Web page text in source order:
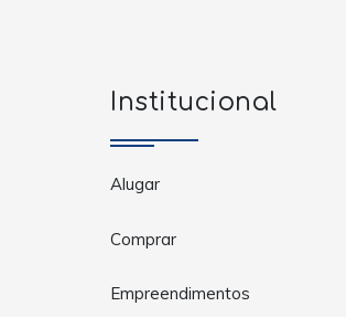
Institucional
Alugar
Comprar
Empreendimentos